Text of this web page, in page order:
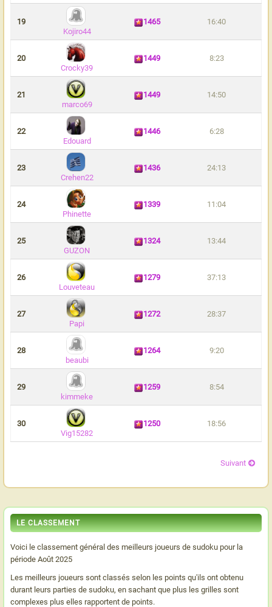
19
Kojiro44
1465 16:40
20
Crocky39
1449 8:23
21
marco69
1449 14:50
22
Edouard
1446 6:28
23
Crehen22
1436 24:13
24
Phinette
1339 11:04
25
GUZON
1324 13:44
26
Louveteau
1279 37:13
27
Papi
1272 28:37
28
beaubi
1264 9:20
29
kimmeke
1259 8:54
30
Vig15282
1250 18:56
Suivant
LE CLASSEMENT
Voici le classement général des meilleurs joueurs de sudoku pour la
période Août 2025
Les meilleurs joueurs sont classés selon les points qu'ils ont obtenu
durant leurs parties de sudoku, en sachant que plus les grilles sont
complexes plus elles rapportent de points.